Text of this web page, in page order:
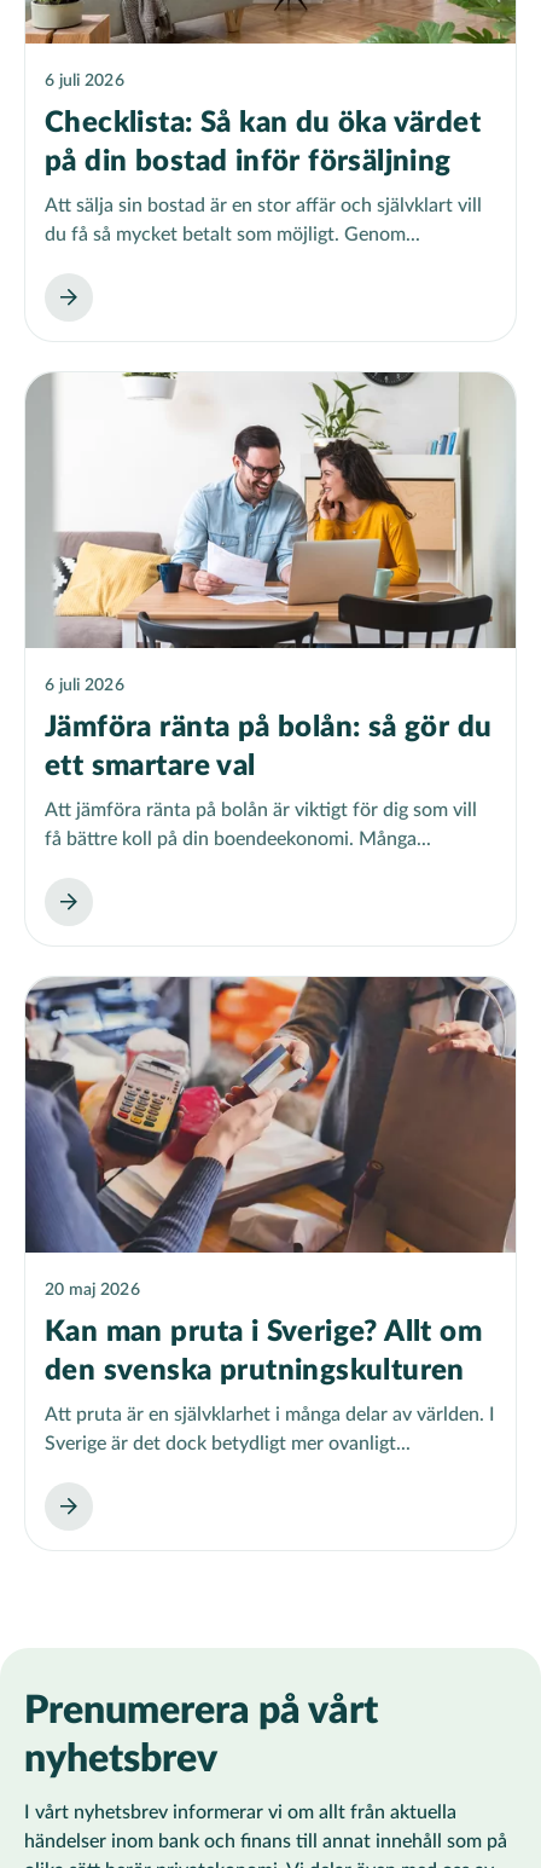
6 juli 2026
Checklista: Så kan du öka värdet
på din bostad inför försäljning
Att sälja sin bostad är en stor affär och självklart vill
du få så mycket betalt som möjligt. Genom...
6 juli 2026
Jämföra ränta på bolån: så gör du
ett smartare val
Att jämföra ränta på bolån är viktigt för dig som vill
få bättre koll på din boendeekonomi. Många...
20 maj 2026
Kan man pruta i Sverige? Allt om
den svenska prutningskulturen
Att pruta är en självklarhet i många delar av världen. I
Sverige är det dock betydligt mer ovanligt...
Prenumerera på vårt
nyhetsbrev
I vårt nyhetsbrev informerar vi om allt från aktuella
händelser inom bank och finans till annat innehåll som på